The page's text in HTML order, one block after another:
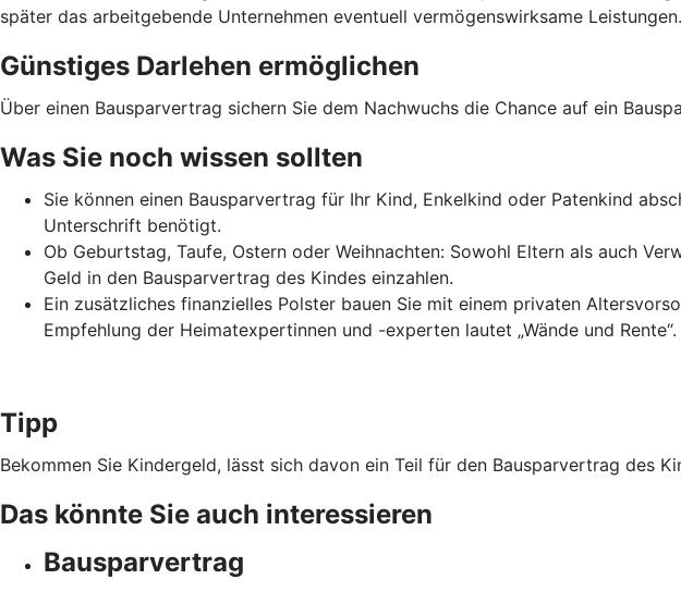
später das arbeitgebende Unternehmen eventuell vermögenswirksame
Günstiges Darlehen ermöglichen
Über einen Bausparvertrag sichern Sie dem Nachwuchs die Chance auf ein
Was Sie noch wissen sollten
Sie können einen Bausparvertrag für Ihr Kind, Enkelkind oder Patenkind
Unterschrift benötigt.
Ob Geburtstag, Taufe, Ostern oder Weihnachten: Sowohl Eltern als auch
Geld in den Bausparvertrag des Kindes einzahlen.
Ein zusätzliches finanzielles Polster bauen Sie mit einem privaten
Empfehlung der Heimatexpertinnen und -experten lautet „Wände und Rente“.
Tipp
Bekommen Sie Kindergeld, lässt sich davon ein Teil für den Bausparvertrag des
Das könnte Sie auch interessieren
Bausparvertrag